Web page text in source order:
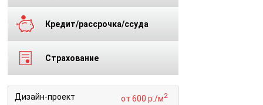
Кредит/рассрочка/ссуда
Страхование
Дизайн-проект от 600 р./м2